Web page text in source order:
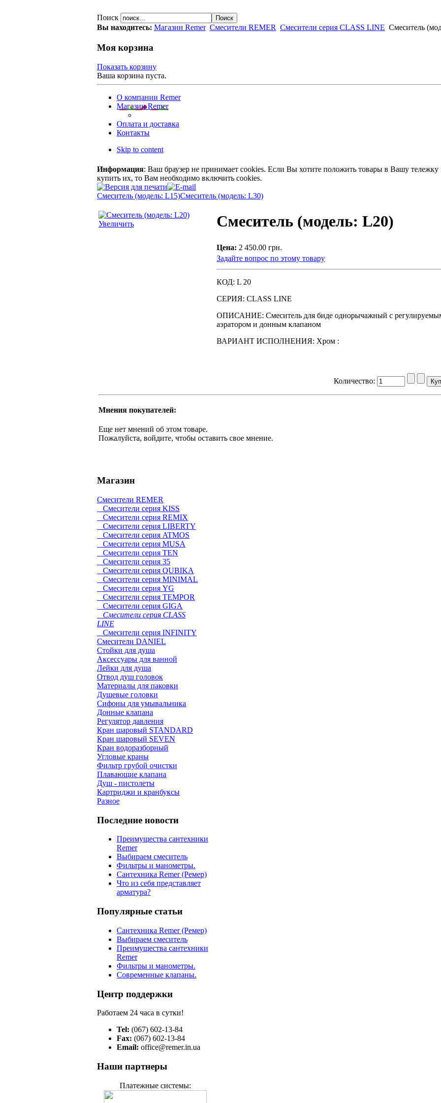
Поиск
Вы находитесь: Магазин Remer Смесители REMER Смесители серия CLASS LINE Смеситель
Моя корзина
Показать корзину
Ваша корзина пуста.
О компании Remer
Магазин Remer
Оплата и доставка
Контакты
Skip to content
Информация: Ваш браузер не принимает cookies. Если Вы хотите положить товары в Вашу тележку
купить их, то Вам необходимо включить cookies.
Смеситель (модель: L15)Смеситель (модель: L30)
Увеличить Смеситель (модель: L20)
Цена: 2 450.00 грн.
Задайте вопрос по этому товару
КОД: L 20
СЕРИЯ: CLASS LINE
ОПИСАНИЕ: Смеситель для биде однорычажный с
аэратором и донным клапаном
ВАРИАНТ ИСПОЛНЕНИЯ: Xpoм :
Количество:
Мнения покупателей:
Еще нет мнений об этом товаре.
Пожалуйста, войдите, чтобы оставить свое мнение.
Магазин
Смесители REMER
Смесители серия KISS
Смесители серия REMIX
Смесители серия LIBERTY
Смесители серия ATMOS
Смесители серия MUSA
Смесители серия TEN
Смесители серия 35
Смесители серия QUBIKA
Смесители серия MINIMAL
Смесители серия YG
Смесители серия TEMPOR
Смесители серия GIGA
Смесители серия CLASS
LINE
Смесители серия INFINITY
Смесители DANIEL
Стойки для душа
Аксессуары для ванной
Лейки для душа
Отвод душ головок
Материалы для паковки
Душевые головки
Сифоны для умывальника
Донные клапана
Регулятор давления
Кран шаровый STANDARD
Кран шаровый SEVEN
Кран водоразборный
Угловые краны
Фильтр грубой очистки
Плавающие клапана
Душ - пистолеты
Картриджи и кранбуксы
Разное
Последние новости
Преимущества сантехники
Remer
Выбираем смеситель
Фильтры и манометры.
Сантехника Remer (Ремер)
Что из себя представляет
арматура?
Популярные статьи
Сантехника Remer (Ремер)
Выбираем смеситель
Преимущества сантехники
Remer
Фильтры и манометры.
Современные клапаны.
Центр поддержки
Работаем 24 часа в сутки!
Tel: (067) 602-13-84
Fax: (067) 602-13-84
Email: office@remer.in.ua
Наши партнеры
Платежные системы: